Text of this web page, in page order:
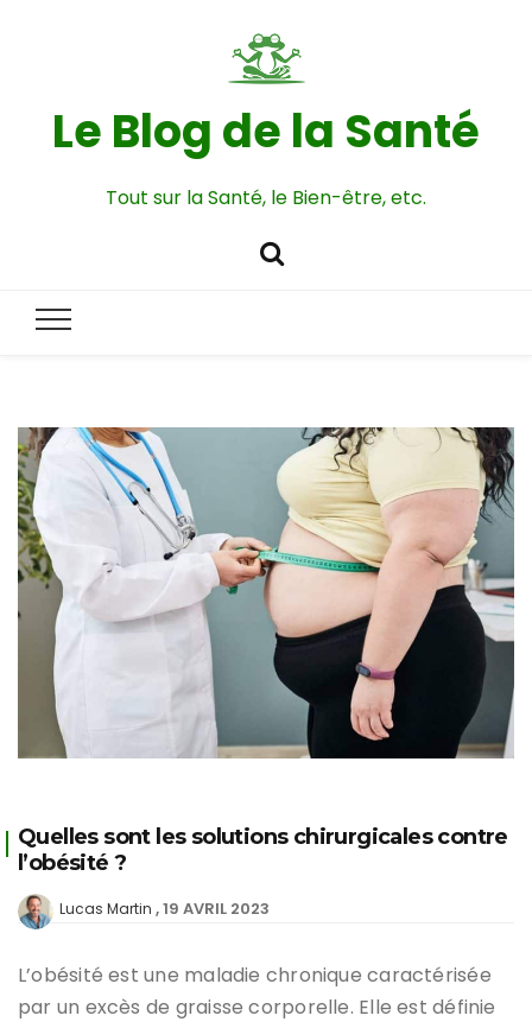
Le Blog de la Santé
Tout sur la Santé, le Bien-être, etc.
Quelles sont les solutions chirurgicales contre
l’obésité ?
Lucas Martin 19 AVRIL 2023
L’obésité est une maladie chronique caractérisée
par un excès de graisse corporelle. Elle est définie